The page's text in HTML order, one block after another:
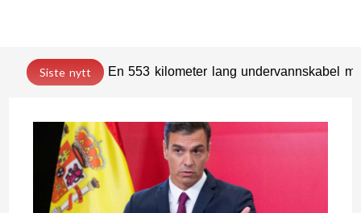
Siste nytt En 553 kilometer lang undervannskabel